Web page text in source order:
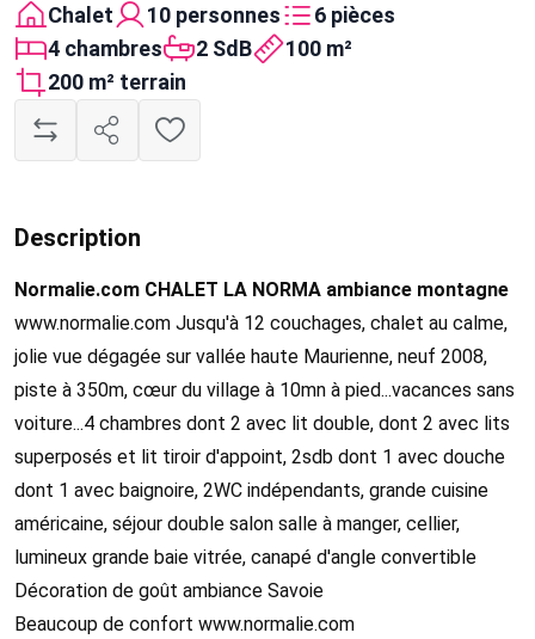
Chalet 10 personnes
6 pièces
4 chambres
2 SdB
100 m²
200 m² terrain
Description
Normalie.com CHALET LA NORMA ambiance montagne
www.normalie.com Jusqu'à 12 couchages, chalet au calme,
jolie vue dégagée sur vallée haute Maurienne, neuf 2008,
piste à 350m, cœur du village à 10mn à pied...vacances sans
voiture...4 chambres dont 2 avec lit double, dont 2 avec lits
superposés et lit tiroir d'appoint, 2sdb dont 1 avec douche
dont 1 avec baignoire, 2WC indépendants, grande cuisine
américaine, séjour double salon salle à manger, cellier,
lumineux grande baie vitrée, canapé d'angle convertible
Décoration de goût ambiance Savoie
Beaucoup de confort www.normalie.com